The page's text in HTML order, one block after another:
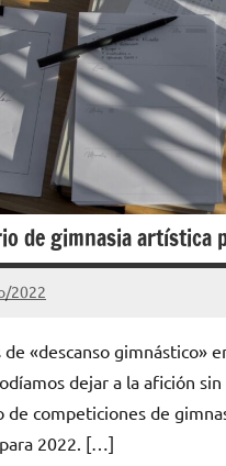
de gimnasia artística
2022
«descanso gimnástico»
dejar a la afición
de competiciones de
2022. […]